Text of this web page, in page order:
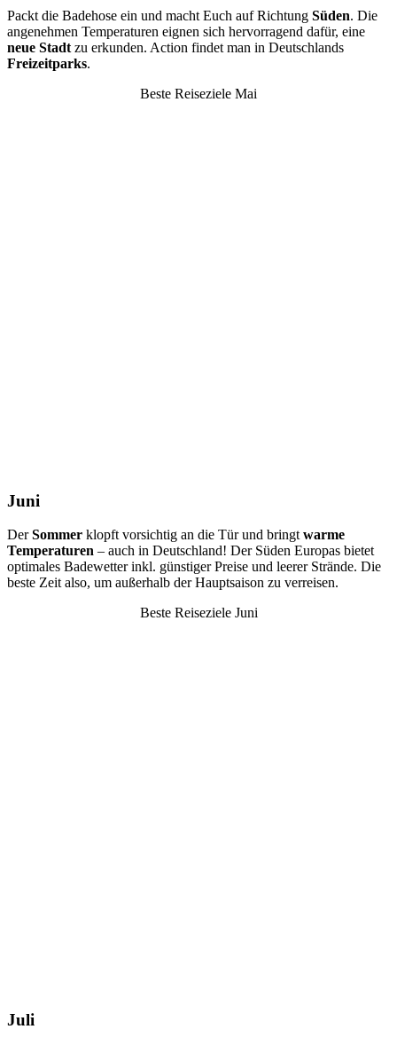
Packt die Badehose ein und macht Euch auf Richtung Süden. Die
angenehmen Temperaturen eignen sich hervorragend dafür, eine
neue Stadt zu erkunden. Action findet man in Deutschlands
Freizeitparks.
Beste Reiseziele Mai
Juni
DerSommer klopft vorsichtig an die Tür und bringt warme
Temperaturen – auch in Deutschland! Der Süden Europas bietet
optimales Badewetter inkl. günstiger Preise und leerer Strände. Die
beste Zeit also, um außerhalb der Hauptsaison zu verreisen.
Beste Reiseziele Juni
Juli